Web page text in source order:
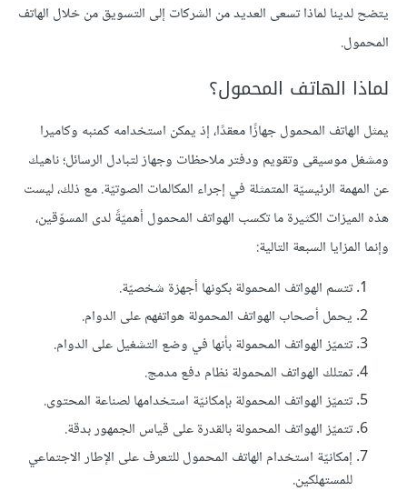
يتضح لدينا لماذا تسعى العديد من الشركات إلى التسويق من خلال الهاتف
المحمول.
لماذا الهاتف المحمول؟
يمثل الهاتف المحمول جهازًا معقدًا، إذ يمكن استخدامه كمنبه وكاميرا
ومشغل موسيقى وتقويم ودفتر ملاحظات وجهاز لتبادل الرسائل؛ ناهيك
عن المهمة الرئيسيّة المتمثلة في إجراء المكالمات الصوتيّة. مع ذلك، ليست
هذه الميزات الكثيرة ما تكسب الهواتف المحمول أهميّةً لدى المسوّقين،
وإنما المزايا السبعة التالية:
تتسم الهواتف المحمولة بكونها أجهزة شخصيّة.
يحمل أصحاب الهواتف المحمولة هواتفهم على الدوام.
تتميّز الهواتف المحمولة بأنها في وضع التشغيل على الدوام.
تمتلك الهواتف المحمولة نظام دفع مدمج.
تتميّز الهواتف المحمولة بإمكانيّة استخدامها لصناعة المحتوى.
تتميّز الهواتف المحمولة بالقدرة على قياس الجمهور بدقة.
إمكانيّة استخدام الهاتف المحمول للتعرف على الإطار الاجتماعي
للمستهلكين.